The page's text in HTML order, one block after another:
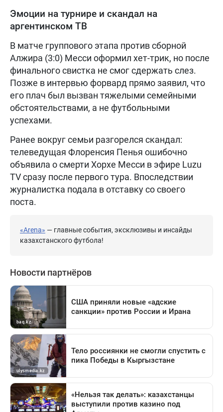
Эмоции на турнире и скандал на
аргентинском ТВ
В матче группового этапа против сборной
Алжира (3:0) Месси оформил хет-трик, но после
финального свистка не смог сдержать слез.
Позже в интервью форвард прямо заявил, что
его плач был вызван тяжелыми семейными
обстоятельствами, а не футбольными
успехами.
Ранее вокруг семьи разгорелся скандал:
телеведущая Флоренсия Пенья ошибочно
объявила о смерти Хорхе Месси в эфире Luzu
TV сразу после первого тура. Впоследствии
журналистка подала в отставку со своего
поста.
«Arena» — главные события, эксклюзивы и инсайды
казахстанского футбола!